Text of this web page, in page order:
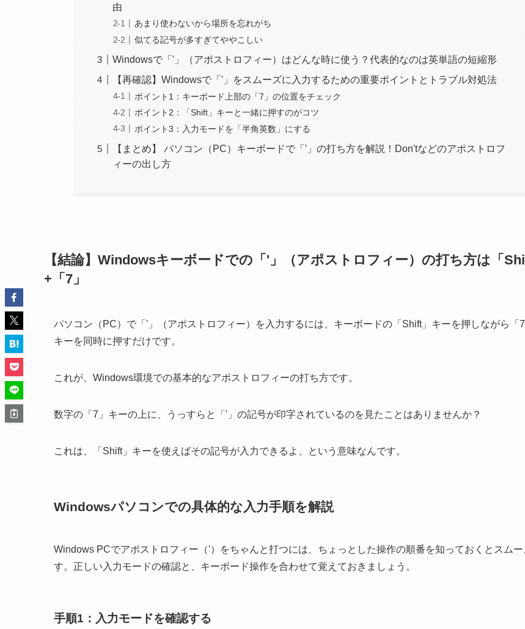
由
あまり使わないから場所を忘れがち
似てる記号が多すぎてややこしい
Windowsで「'」（アポストロフィー）はどんな時に使う？代表的なのは英単語の短縮形
【再確認】Windowsで「'」をスムーズに入力するための重要ポイントとトラブル対処法
ポイント1：キーボード上部の「7」の位置をチェック
ポイント2：「Shift」キーと一緒に押すのがコツ
ポイント3：入力モードを「半角英数」にする
【まとめ】 パソコン（PC）キーボードで「'」の打ち方を解説！Don'tなどのアポストロフ
ィーの出し方
【結論】Windowsキーボードでの「'」（アポストロフィー）の打ち方は「
+「7」
パソコン（PC）で「'」（アポストロフィー）を入力するには、キーボードの「Shift」キーを押しながら「
キーを同時に押すだけです。
これが、Windows環境での基本的なアポストロフィーの打ち方です。
数字の「7」キーの上に、うっすらと「'」の記号が印字されているのを見たことはありませんか？
これは、「Shift」キーを使えばその記号が入力できるよ、という意味なんです。
Windowsパソコンでの具体的な入力手順を解説
Windows PCでアポストロフィー（'）をちゃんと打つには、ちょっとした操作の順番を知っておくとスム
す。正しい入力モードの確認と、キーボード操作を合わせて覚えておきましょう。
手順1：入力モードを確認する